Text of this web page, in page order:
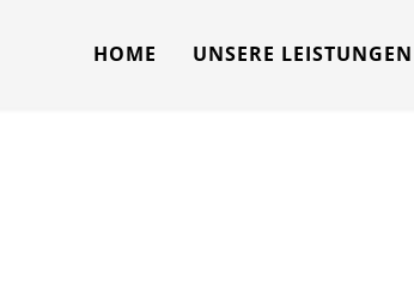
HOME UNSERE LEISTUNGEN